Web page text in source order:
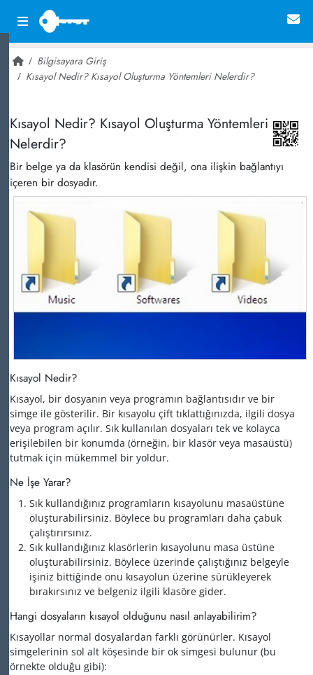
Bilgisayara Giriş
Kısayol Nedir? Kısayol Oluşturma Yöntemleri Nelerdir?
Kısayol Nedir? Kısayol Oluşturma Yöntemleri
Nelerdir?
Bir belge ya da klasörün kendisi değil, ona ilişkin bağlantıyı
içeren bir dosyadır.
Kısayol Nedir?
Kısayol, bir dosyanın veya programın bağlantısıdır ve bir
simge ile gösterilir. Bir kısayolu çift tıklattığınızda, ilgili dosya
veya program açılır. Sık kullanılan dosyaları tek ve kolayca
erişilebilen bir konumda (örneğin, bir klasör veya masaüstü)
tutmak için mükemmel bir yoldur.
Ne İşe Yarar?
Sık kullandığınız programların kısayolunu masaüstüne
oluşturabilirsiniz. Böylece bu programları daha çabuk
çalıştırırsınız.
Sık kullandığınız klasörlerin kısayolunu masa üstüne
oluşturabilirsiniz. Böylece üzerinde çalıştığınız belgeyle
işiniz bittiğinde onu kısayolun üzerine sürükleyerek
bırakırsınız ve belgeniz ilgili klasöre gider.
Hangi dosyaların kısayol olduğunu nasıl anlayabilirim?
Kısayollar normal dosyalardan farklı görünürler. Kısayol
simgelerinin sol alt köşesinde bir ok simgesi bulunur (bu
örnekte olduğu gibi):